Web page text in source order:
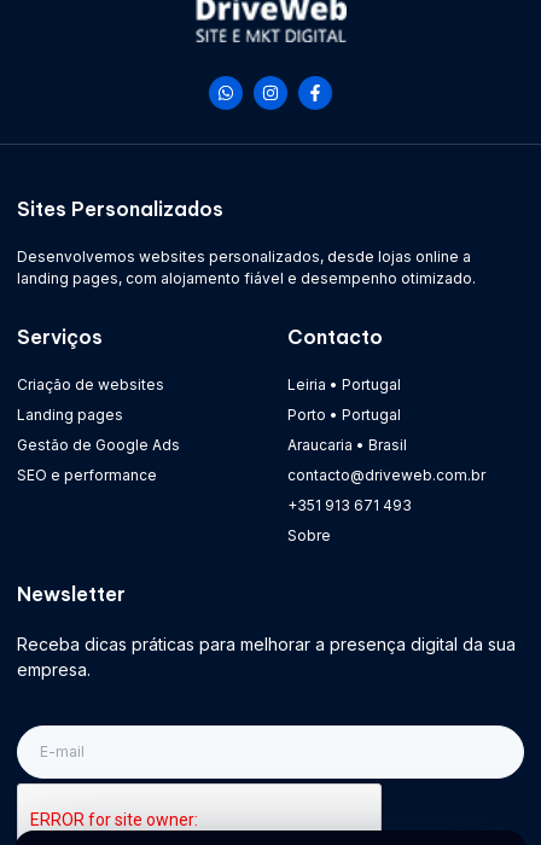
Sites Personalizados
Desenvolvemos websites personalizados, desde lojas online a
landing pages, com alojamento fiável e desempenho otimizado.
Serviços
Criação de websites
Landing pages
Gestão de Google Ads
SEO e performance
Contacto
Leiria • Portugal
Porto • Portugal
Araucaria • Brasil
contacto@driveweb.com.br
+351 913 671 493
Sobre
Newsletter
Receba dicas práticas para melhorar a presença digital da sua
empresa.
E-
mail